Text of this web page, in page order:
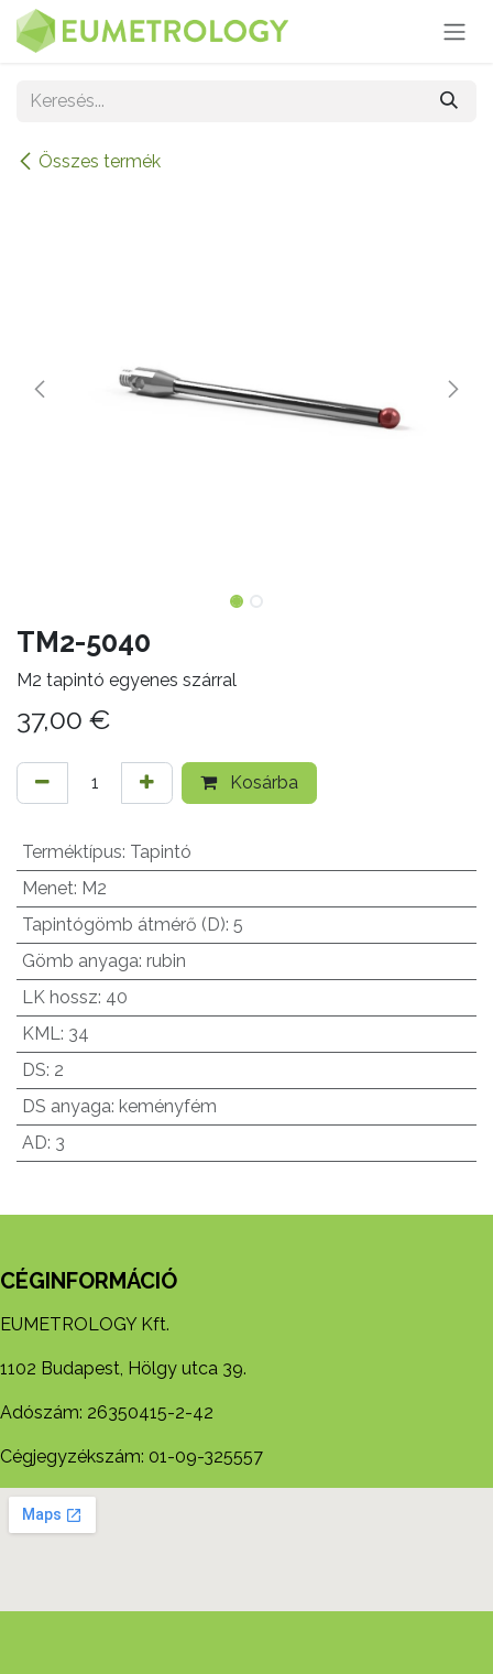
Kihagyás és továbblépés a tartalomhoz
Összes termék
TM2-5040
M2 tapintó egyenes szárral
37,00 €
Kosárba
Terméktípus: Tapintó
Menet: M2
Tapintógömb átmérő (D): 5
Gömb anyaga: rubin
LK hossz: 40
KML: 34
DS: 2
DS anyaga: keményfém
AD: 3
CÉGINFORMÁCIÓ
EUMETROLOGY Kft.
1102 Budapest, Hölgy utca 39.
Adószám: 26350415-2-42
Cégjegyzékszám: 01-09-325557